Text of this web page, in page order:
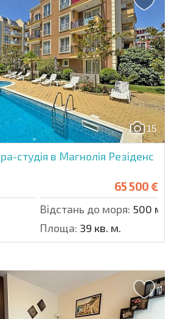
15
студія в Магнолія Резіденс
65 500 €
Відстань до моря: 500 м.
Площа: 39 кв. м.